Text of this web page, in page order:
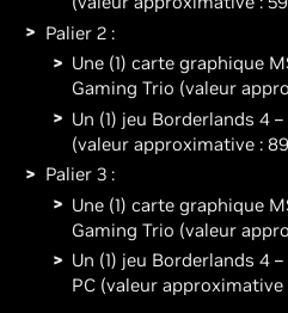
Palier 2 :
Une (1) carte graphique
Gaming Trio (valeur
Un (1) jeu Borderlands 4
(valeur approximative :
Palier 3 :
Une (1) carte graphique
Gaming Trio (valeur
Un (1) jeu Borderlands 4
PC (valeur approximative